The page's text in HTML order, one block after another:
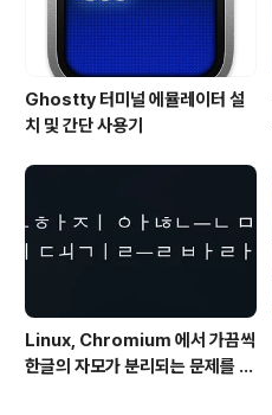
Ghostty 터미널 에뮬레이터 설
치 및 간단 사용기
Linux, Chromium 에서 가끔씩
한글의 자모가 분리되는 문제를 해